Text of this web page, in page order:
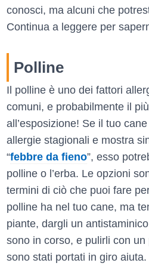
conosci, ma alcuni che
Continua a leggere per
Polline
Il polline è uno dei fattori
comuni, e probabilmente il
all’esposizione! Se il tuo
allergie stagionali e mostra
“febbre da fieno”, esso
polline o l’erba. Le opzioni
termini di ciò che puoi fare
polline ha nel tuo cane, ma
piante, dargli un
sono in corso, e pulirli con
sono stati portati in giro aiuta.